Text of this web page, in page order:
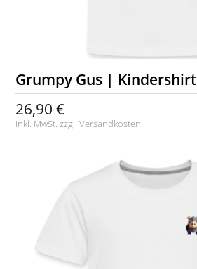
Grumpy Gus | Kindershirt
26,90 €
inkl. MwSt. zzgl.Versandkosten